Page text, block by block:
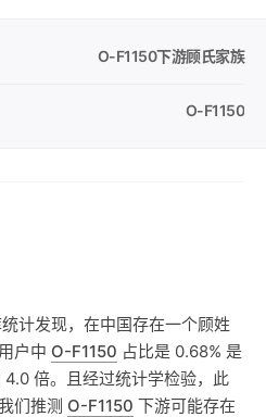
O-F1150下游顾氏家族
O-F1150
计发现，在中国存在一个顾姓
户中 O-F1150 占比是 0.68% 是
4.0 倍。且经过统计学检验，此
们推测 O-F1150 下游可能存在